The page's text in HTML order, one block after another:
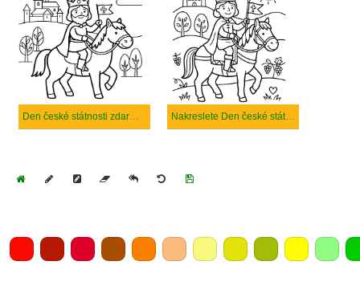
Den české státnosti zdarma snadný tisknutelné Nakreslete Den české státnosti zdarma snadný